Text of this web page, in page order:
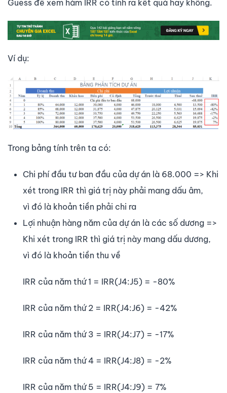
Guess để xem hàm IRR có tính ra kết quả hay không.
Ví dụ:
Trong bảng tính trên ta có:
Chi phí đầu tư ban đầu của dự án là 68.000 => Khi
xét trong IRR thì giá trị này phải mang dấu âm,
vì đó là khoản tiền phải chi ra
Lợi nhuận hàng năm của dự án là các số dương =>
Khi xét trong IRR thì giá trị này mang dấu dương,
vì đó là khoản tiền thu về
IRR của năm thứ 1 = IRR(J4:J5) = -80%
IRR của năm thứ 2 = IRR(J4:J6) = -42%
IRR của năm thứ 3 = IRR(J4:J7) = -17%
IRR của năm thứ 4 = IRR(J4:J8) = -2%
IRR của năm thứ 5 = IRR(J4:J9) = 7%